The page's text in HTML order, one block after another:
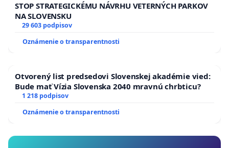
STOP STRATEGICKÉMU NÁVRHU VETERNÝCH PARKOV
NA SLOVENSKU
29 603 podpisov
Oznámenie o transparentnosti
Otvorený list predsedovi Slovenskej akadémie vied:
Bude mať Vízia Slovenska 2040 mravnú chrbticu?
1 218 podpisov
Oznámenie o transparentnosti